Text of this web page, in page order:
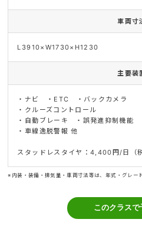
車両寸
L3910×W1730×H1230
主要装
・ナビ ・ETC ・バックカメラ
・クルーズコントロール
・自動ブレーキ ・誤発進抑制機能
・車線逸脱警報 他
スタッドレスタイヤ：4,400円/日（税
※内装・装備・排気量・車両寸法等は、年式・グレー